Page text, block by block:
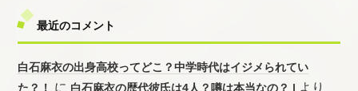
最近のコメント
白石麻衣の出身高校ってどこ？中学時代はイジメられてい
た？！
に 白石麻衣の歴代彼氏は4人？噂は本当なの？ | より